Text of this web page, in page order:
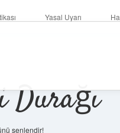
Yasal Uyarı
Durağı
şenlendir!